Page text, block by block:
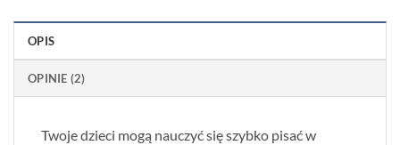
OPIS
OPINIE (2)
Twoje dzieci mogą nauczyć się szybko pisać w